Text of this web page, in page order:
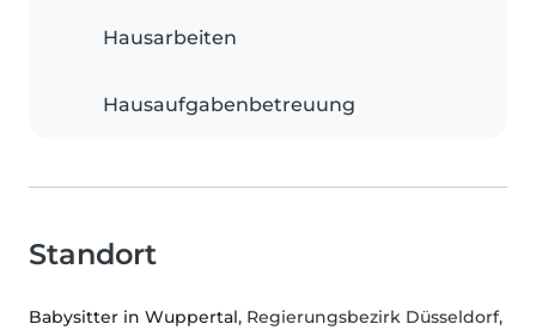
Hausarbeiten
Hausaufgabenbetreuung
Standort
Babysitter in Wuppertal, Regierungsbezirk Düsseldorf,